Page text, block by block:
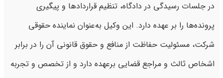
در جلسات رسیدگی در دادگاه، تنظیم قراردادها و پیگیری
پرونده‌ها را بر عهده دارد. این وکیل به‌عنوان نماینده حقوقی
شرکت، مسئولیت حفاظت از منافع و حقوق قانونی آن را در برابر
اشخاص ثالث و مراجع قضایی برعهده دارد و از تخصص و تجربه